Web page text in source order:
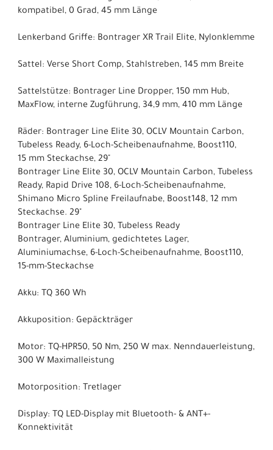
kompatibel, 0 Grad, 45 mm Länge
Lenkerband Griffe: Bontrager XR Trail Elite, Nylonklemme
Sattel: Verse Short Comp, Stahlstreben, 145 mm Breite
Sattelstütze: Bontrager Line Dropper, 150 mm Hub,
MaxFlow, interne Zugführung, 34,9 mm, 410 mm Länge
Räder: Bontrager Line Elite 30, OCLV Mountain Carbon,
Tubeless Ready, 6-Loch-Scheibenaufnahme, Boost110,
15 mm Steckachse, 29"
Bontrager Line Elite 30, OCLV Mountain Carbon, Tubeless
Ready, Rapid Drive 108, 6-Loch-Scheibenaufnahme,
Shimano Micro Spline Freilaufnabe, Boost148, 12 mm
Steckachse. 29"
Bontrager Line Elite 30, Tubeless Ready
Bontrager, Aluminium, gedichtetes Lager,
Aluminiumachse, 6-Loch-Scheibenaufnahme, Boost110,
15-mm-Steckachse
Akku: TQ 360 Wh
Akkuposition: Gepäckträger
Motor: TQ-HPR50, 50 Nm, 250 W max. Nenndauerleistung,
300 W Maximalleistung
Motorposition: Tretlager
Display: TQ LED-Display mit Bluetooth- & ANT+-
Konnektivität